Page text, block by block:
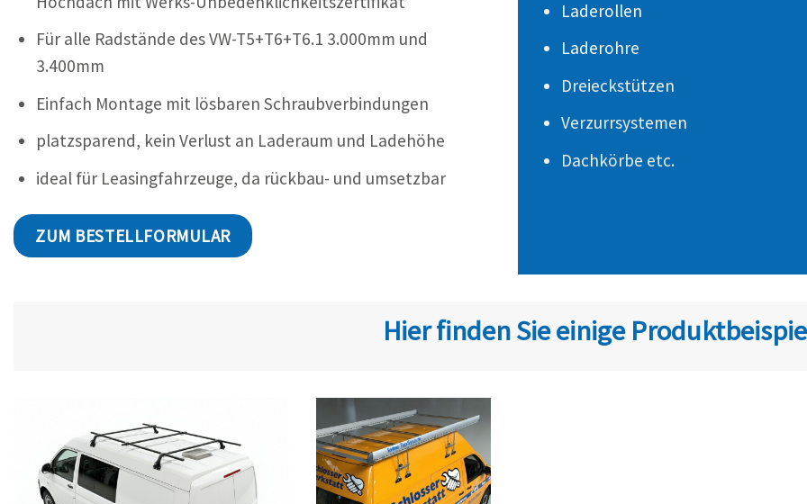
Für alle Radstände des VW-T5+T6+T6.1 3.000mm und
3.400mm
Einfach Montage mit lösbaren Schraubverbindungen
platzsparend, kein Verlust an Laderaum und Ladehöhe
ideal für Leasingfahrzeuge, da rückbau- und umsetzbar
ZUM BESTELLFORMULAR
Laderollen
Laderohre
Dreieckstützen
Verzurrsystemen
Dachkörbe etc.
Hier finden Sie einige